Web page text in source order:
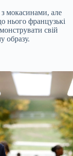
мокасинами, але
нього французькі
свій
образу.